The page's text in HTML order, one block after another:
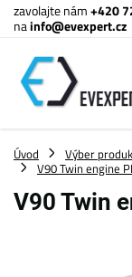
zavolajte nám+420
nainfo@evexpert.cz
Úvod Výber
V90 Twin engine
V90 Twin